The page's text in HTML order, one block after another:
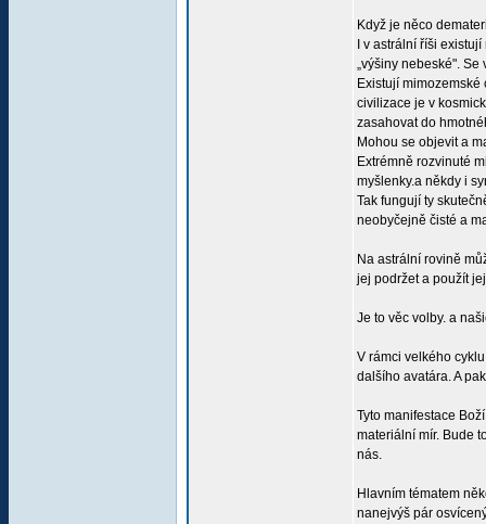
Když je něco
I v astrální říši
„výšiny nebeské".
Existují
civilizace je v
zasahovat do
Mohou se objevit a
Extrémně rozvinuté
myšlenky.a někdy i
Tak fungují ty
neobyčejně čisté a
Na astrální rovině
jej podržet a použít
Je to věc volby. a
V rámci velkého
dalšího avatára. A
Tyto manifestace
materiální mír. Bude
nás.
Hlavním tématem
nanejvýš pár